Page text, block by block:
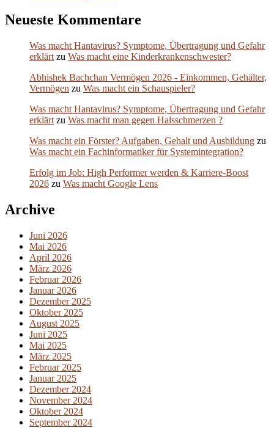
Neueste Kommentare
Was macht Hantavirus? Symptome, Übertragung und Gefahr
erklärt zu Was macht eine Kinderkrankenschwester?
Abhishek Bachchan Vermögen 2026 - Einkommen, Gehälter,
Vermögen zu Was macht ein Schauspieler?
Was macht Hantavirus? Symptome, Übertragung und Gefahr
erklärt zu Was macht man gegen Halsschmerzen ?
Was macht ein Förster? Aufgaben, Gehalt und Ausbildung zu
Was macht ein Fachinformatiker für Systemintegration?
Erfolg im Job: High Performer werden & Karriere-Boost
2026 zu Was macht Google Lens
Archive
Juni 2026
Mai 2026
April 2026
März 2026
Februar 2026
Januar 2026
Dezember 2025
Oktober 2025
August 2025
Juni 2025
Mai 2025
März 2025
Februar 2025
Januar 2025
Dezember 2024
November 2024
Oktober 2024
September 2024